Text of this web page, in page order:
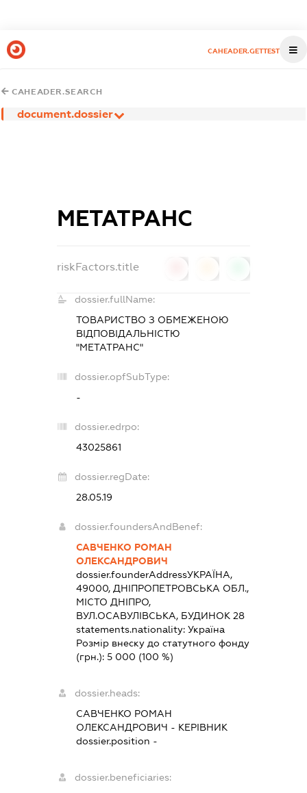
CAHEADER.GETTEST
CAHEADER.SEARCH
document.dossier
МЕТАТРАНС
riskFactors.title
dossier.fullName:
ТОВАРИСТВО З ОБМЕЖЕНОЮ
ВІДПОВІДАЛЬНІСТЮ
"МЕТАТРАНС"
dossier.opfSubType:
-
dossier.edrpo:
43025861
dossier.regDate:
28.05.19
dossier.foundersAndBenef:
САВЧЕНКО РОМАН
ОЛЕКСАНДРОВИЧ
dossier.founderAddressУКРАЇНА,
49000, ДНІПРОПЕТРОВСЬКА ОБЛ.,
МІСТО ДНІПРО,
ВУЛ.ОСАВУЛІВСЬКА, БУДИНОК 28
statements.nationality:Україна
Розмір внеску до статутного фонду
(грн.):5 000 (100 %)
dossier.heads:
САВЧЕНКО РОМАН
ОЛЕКСАНДРОВИЧ - КЕРІВНИК
dossier.position -
dossier.beneficiaries: